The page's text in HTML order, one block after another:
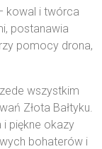
kowal i twórca
postanawia
pomocy drona,
wszystkim
Złota Bałtyku.
i piękne okazy
bohaterów i